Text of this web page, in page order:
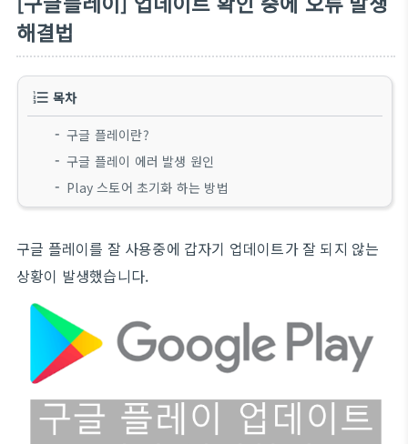
해결법
목차
구글 플레이란?
구글 플레이 에러 발생 원인
Play 스토어 초기화 하는 방법
구글 플레이를 잘 사용중에 갑자기 업데이트가 잘 되지 않는
상황이 발생했습니다.